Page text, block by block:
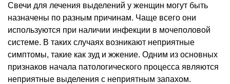
Свечи для лечения выделений у женщин могут быть
назначены по разным причинам. Чаще всего они
используются при наличии инфекции в мочеполовой
системе. В таких случаях возникают неприятные
симптомы, такие как зуд и жжение. Одним из основных
признаков начала патологического процесса являются
неприятные выделения с неприятным запахом.